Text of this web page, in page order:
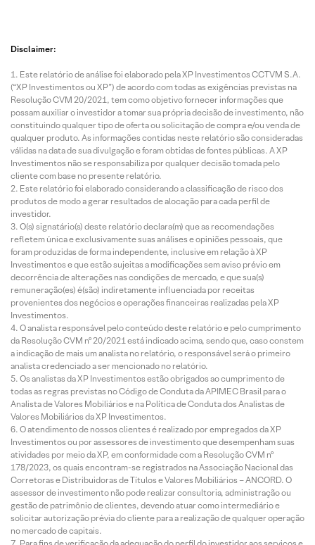
Disclaimer:
Este relatório de análise foi elaborado pela XP Investimentos CCTVM S.A.
(“XP Investimentos ou XP”) de acordo com todas as exigências previstas na
Resolução CVM 20/2021, tem como objetivo fornecer informações que
possam auxiliar o investidor a tomar sua própria decisão de investimento, não
constituindo qualquer tipo de oferta ou solicitação de compra e/ou venda de
qualquer produto. As informações contidas neste relatório são consideradas
válidas na data de sua divulgação e foram obtidas de fontes públicas. A XP
Investimentos não se responsabiliza por qualquer decisão tomada pelo
cliente com base no presente relatório.
Este relatório foi elaborado considerando a classificação de risco dos
produtos de modo a gerar resultados de alocação para cada perfil de
investidor.
O(s) signatário(s) deste relatório declara(m) que as recomendações
refletem única e exclusivamente suas análises e opiniões pessoais, que
foram produzidas de forma independente, inclusive em relação à XP
Investimentos e que estão sujeitas a modificações sem aviso prévio em
decorrência de alterações nas condições de mercado, e que sua(s)
remuneração(es) é(são) indiretamente influenciada por receitas
provenientes dos negócios e operações financeiras realizadas pela XP
Investimentos.
O analista responsável pelo conteúdo deste relatório e pelo cumprimento
da Resolução CVM nº 20/2021 está indicado acima, sendo que, caso constem
a indicação de mais um analista no relatório, o responsável será o primeiro
analista credenciado a ser mencionado no relatório.
Os analistas da XP Investimentos estão obrigados ao cumprimento de
todas as regras previstas no Código de Conduta da APIMEC Brasil para o
Analista de Valores Mobiliários e na Política de Conduta dos Analistas de
Valores Mobiliários da XP Investimentos.
O atendimento de nossos clientes é realizado por empregados da XP
Investimentos ou por assessores de investimento que desempenham suas
atividades por meio da XP, em conformidade com a Resolução CVM nº
178/2023, os quais encontram-se registrados na Associação Nacional das
Corretoras e Distribuidoras de Títulos e Valores Mobiliários – ANCORD. O
assessor de investimento não pode realizar consultoria, administração ou
gestão de patrimônio de clientes, devendo atuar como intermediário e
solicitar autorização prévia do cliente para a realização de qualquer operação
no mercado de capitais.